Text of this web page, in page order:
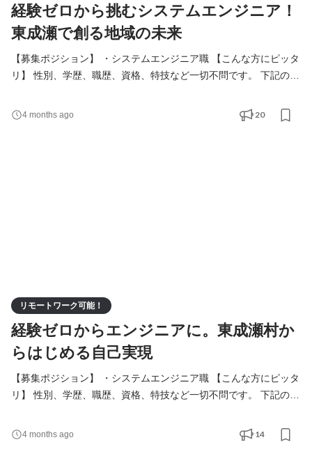
経験ゼロから挑むシステムエンジニア！
東成瀬で創る地域の未来
【募集ポジション】 ・システムエンジニア職 【こんな方にピッタ
リ】 性別、学歴、職歴、資格、特技など一切不問です。 下記のよ
ある方 ・変化を楽しめる方 ・安定基盤のある公的企業で長く就労
したい方 ・地域社会の役に立ちたい方 ・環境やエネルギー問題に
4 months ago 20
リモートワーク可能！
経験ゼロからエンジニアに。東成瀬村か
らはじめる自己実現
【募集ポジション】 ・システムエンジニア職 【こんな方にピッタ
リ】 性別、学歴、職歴、資格、特技など一切不問です。 下記のよ
ある方 ・変化を楽しめる方 ・安定基盤のある公的企業で長く就労
したい方 ・地域社会の役に立ちたい方 ・環境やエネルギー問題に
4 months ago 14